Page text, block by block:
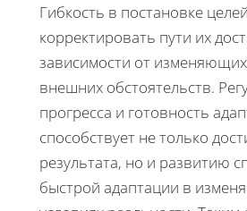
Гибкость в постановке
корректировать пути их
зависимости от
внешних обстоятельств.
прогресса и готовность
способствует не только
результата, но и развитию
быстрой адаптации в